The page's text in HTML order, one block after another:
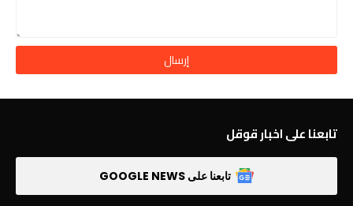
تابعنا على اخبار قوقل
تابعنا على GOOGLE NEWS